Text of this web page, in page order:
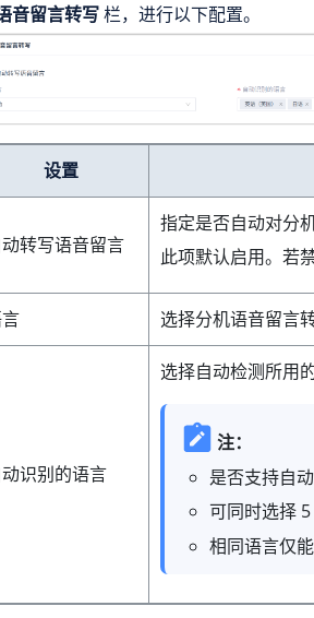
音留言转写栏，进行以下配置。
设置
转写语音留言
指定是否自动对分
此项默认启用。若
选择分机语音留言
识别的语言
选择自动检测所用
注：
是否支持自
可同时选择
相同语言仅